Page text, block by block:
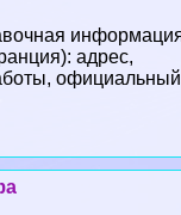
адрес,
официальный